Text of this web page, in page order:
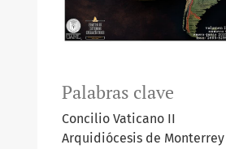
Palabras clave
Concilio Vaticano II
Arquidiócesis de Monterrey